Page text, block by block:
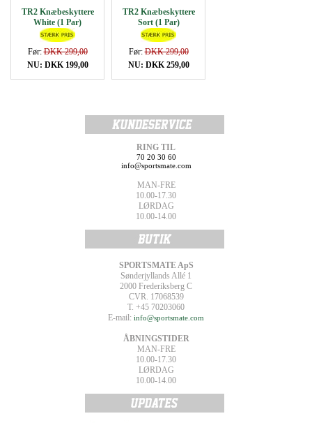
TR2 Knæbeskyttere
White (1 Par)
Før:DKK 299,00
NU: DKK 199,00
TR2 Knæbeskyttere
Sort (1 Par)
Før:DKK 299,00
NU: DKK 259,00
RING TIL
70 20 30 60
info@sportsmate.com
MAN-FRE
10.00-17.30
LØRDAG
10.00-14.00
SPORTSMATE ApS
Sønderjyllands Allé 1
2000 Frederiksberg C
CVR. 17068539
T. +45 70203060
E-mail: info@sportsmate.com
ÅBNINGSTIDER
MAN-FRE
10.00-17.30
LØRDAG
10.00-14.00